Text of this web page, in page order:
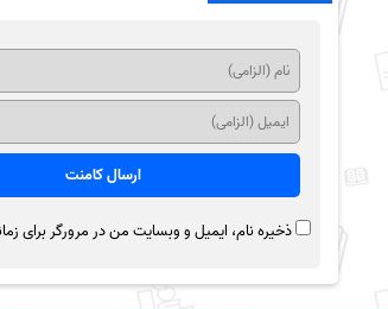
ذخیره نام، ایمیل و وبسایت من در مرورگر برای